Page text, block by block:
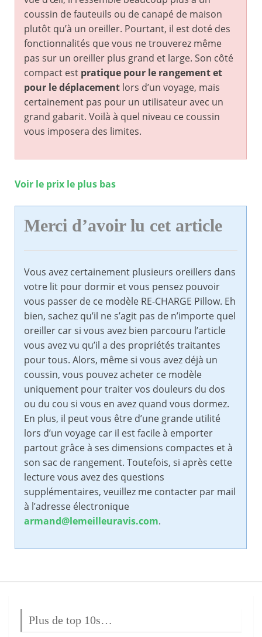
coussin de fauteuils ou de canapé de maison
plutôt qu’à un oreiller. Pourtant, il est doté des
fonctionnalités que vous ne trouverez même
pas sur un oreiller plus grand et large. Son côté
compact est pratique pour le rangement et
pour le déplacement lors d’un voyage, mais
certainement pas pour un utilisateur avec un
grand gabarit. Voilà à quel niveau ce coussin
vous imposera des limites.
Voir le prix le plus bas
Merci d’avoir lu cet article
Vous avez certainement plusieurs oreillers dans
votre lit pour dormir et vous pensez pouvoir
vous passer de ce modèle RE-CHARGE Pillow. Eh
bien, sachez qu’il ne s’agit pas de n’importe quel
oreiller car si vous avez bien parcouru l’article
vous avez vu qu’il a des propriétés traitantes
pour tous. Alors, même si vous avez déjà un
coussin, vous pouvez acheter ce modèle
uniquement pour traiter vos douleurs du dos
ou du cou si vous en avez quand vous dormez.
En plus, il peut vous être d’une grande utilité
lors d’un voyage car il est facile à emporter
partout grâce à ses dimensions compactes et à
son sac de rangement. Toutefois, si après cette
lecture vous avez des questions
supplémentaires, veuillez me contacter par mail
à l’adresse électronique
armand@lemeilleuravis.com.
Plus de top 10s…